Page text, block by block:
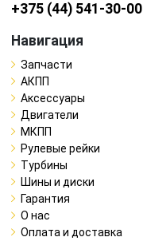
+375 (44) 541-30-00
Навигация
Запчасти
АКПП
Аксессуары
Двигатели
МКПП
Рулевые рейки
Турбины
Шины и диски
Гарантия
О нас
Оплата и доставка